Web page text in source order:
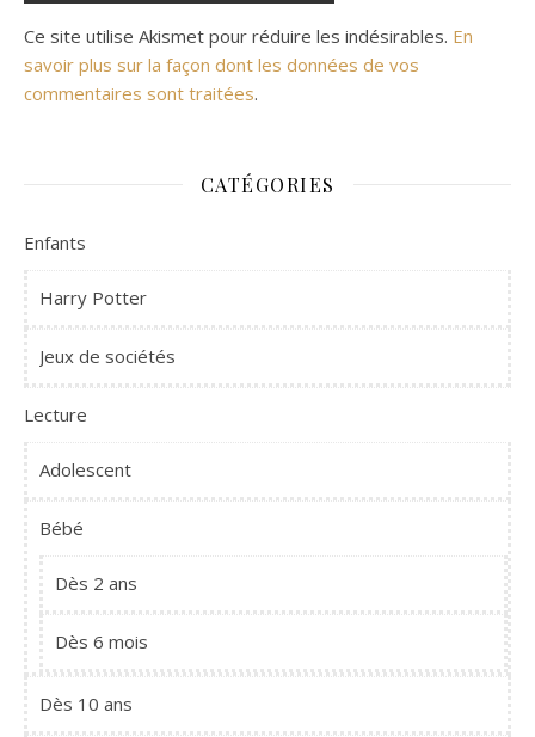
Ce site utilise Akismet pour réduire les indésirables. En
savoir plus sur la façon dont les données de vos
commentaires sont traitées.
CATÉGORIES
Enfants
Harry Potter
Jeux de sociétés
Lecture
Adolescent
Bébé
Dès 2 ans
Dès 6 mois
Dès 10 ans